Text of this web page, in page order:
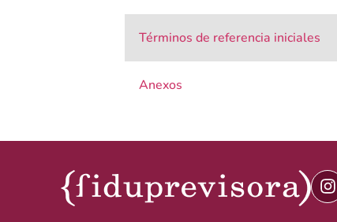
Términos de referencia iniciales
Anexos